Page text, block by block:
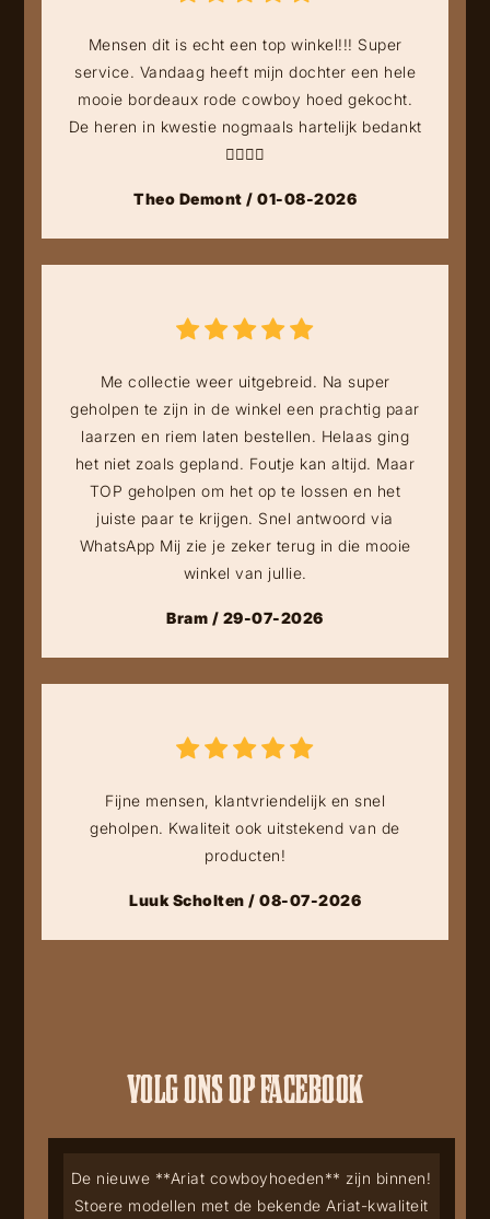
Mensen dit is echt een top winkel!!! Super
service. Vandaag heeft mijn dochter een hele
mooie bordeaux rode cowboy hoed gekocht.
De heren in kwestie nogmaals hartelijk bedankt
👍🏻👍🏻
Theo Demont / 01-08-2026
Me collectie weer uitgebreid. Na super
geholpen te zijn in de winkel een prachtig paar
laarzen en riem laten bestellen. Helaas ging
het niet zoals gepland. Foutje kan altijd. Maar
TOP geholpen om het op te lossen en het
juiste paar te krijgen. Snel antwoord via
WhatsApp Mij zie je zeker terug in die mooie
winkel van jullie.
Bram / 29-07-2026
Fijne mensen, klantvriendelijk en snel
geholpen. Kwaliteit ook uitstekend van de
producten!
Luuk Scholten / 08-07-2026
VOLG ONS OP FACEBOOK
De nieuwe **Ariat cowboyhoeden** zijn binnen!
Stoere modellen met de bekende Ariat-kwaliteit